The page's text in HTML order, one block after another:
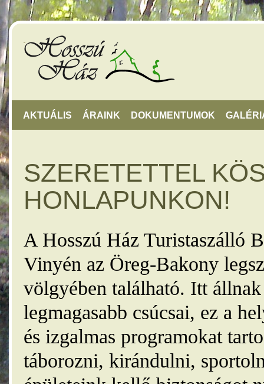
AKTUÁLIS ÁRAINK DOKUMENTUMOK
SZERETETTEL
HONLAPUNKON!
A Hosszú Ház Turistaszálló
Vinyén az Öreg-Bakony
völgyében található. Itt
legmagasabb csúcsai, ez a
és izgalmas programokat
táborozni, kirándulni,